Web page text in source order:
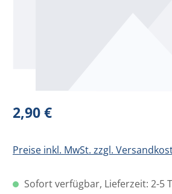
Regulärer Preis:
2,90 €
Preise inkl. MwSt. zzgl.
Sofort verfügbar, Lieferzeit: 2-5